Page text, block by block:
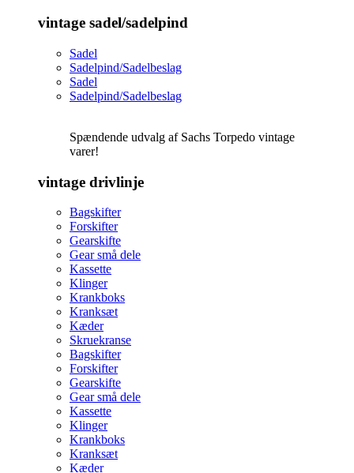
vintage sadel/sadelpind
Sadel
Sadelpind/Sadelbeslag
Sadel
Sadelpind/Sadelbeslag
Spændende udvalg af Sachs Torpedo vintage
varer!
vintage drivlinje
Bagskifter
Forskifter
Gearskifte
Gear små dele
Kassette
Klinger
Krankboks
Kranksæt
Kæder
Skruekranse
Bagskifter
Forskifter
Gearskifte
Gear små dele
Kassette
Klinger
Krankboks
Kranksæt
Kæder